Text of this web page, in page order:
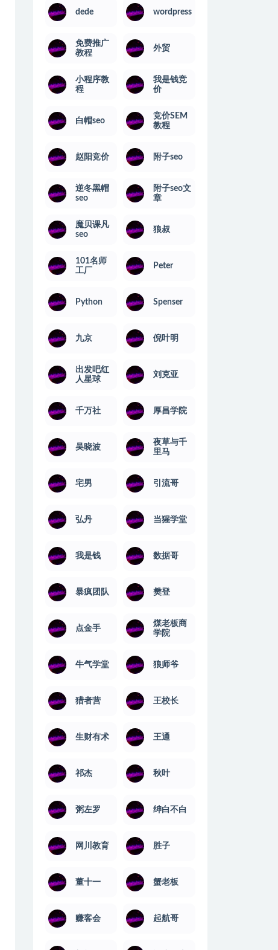
dede wordpress
免费推广
教程
外贸
小程序教
程
我是钱竞
价
白帽seo
竞价SEM
教程
赵阳竞价 附子seo
逆冬黑帽
seo
附子seo文
章
魔贝课凡
seo
狼叔
101名师
工厂
Peter
Python Spenser
九京 倪叶明
出发吧红
人星球
刘克亚
千万社 厚昌学院
吴晓波
夜草与千
里马
宅男 引流哥
弘丹 当猩学堂
我是钱 数据哥
暴疯团队 樊登
点金手
煤老板商
学院
牛气学堂 狼师爷
猎者营 王校长
生财有术 王通
祁杰 秋叶
粥左罗 绅白不白
网川教育 ​胜子
董十一 蟹老板
赚客会 起航哥